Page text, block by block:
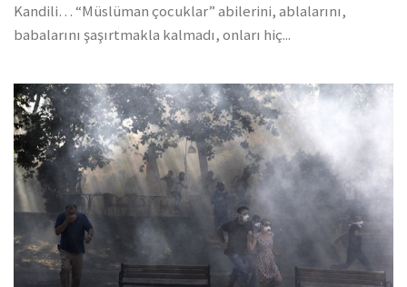
Kandili… “Müslüman çocuklar” abilerini, ablalarını,
babalarını şaşırtmakla kalmadı, onları hiç...